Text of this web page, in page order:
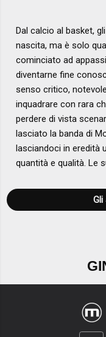
Dal calcio al basket,
nascita, ma è solo
cominciato ad
diventarne fine
senso critico,
inquadrare con rara
perdere di vista
lasciato la banda di
lasciandoci in eredità
quantità e qualità. Le